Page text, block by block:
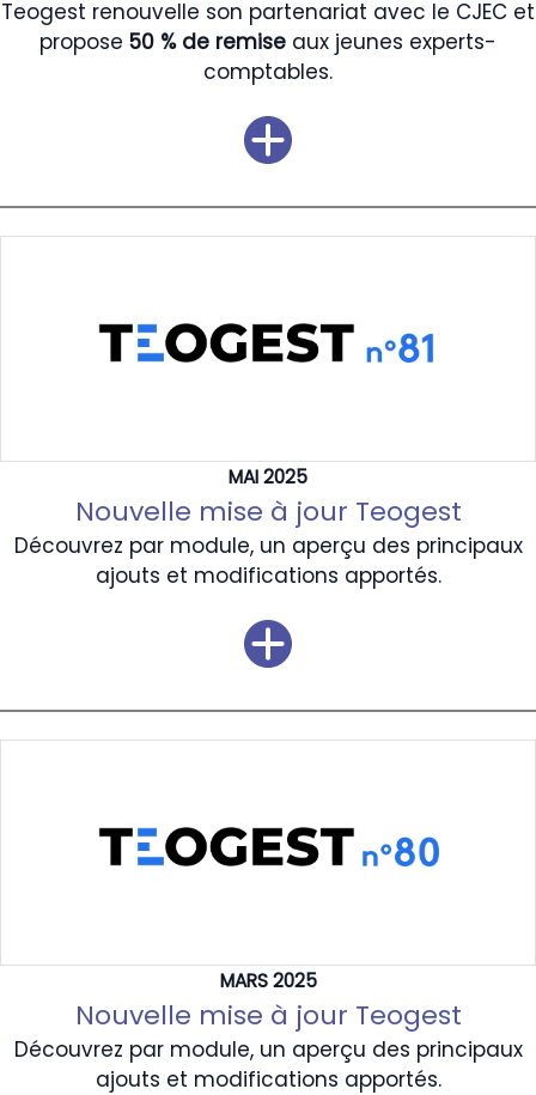
Teogest renouvelle son partenariat avec le CJEC et
propose 50 % de remise aux jeunes experts-
comptables.
MAI 2025
Nouvelle mise à jour Teogest
Découvrez par module, un aperçu des principaux
ajouts et modifications apportés.
MARS 2025
Nouvelle mise à jour Teogest
Découvrez par module, un aperçu des principaux
ajouts et modifications apportés.